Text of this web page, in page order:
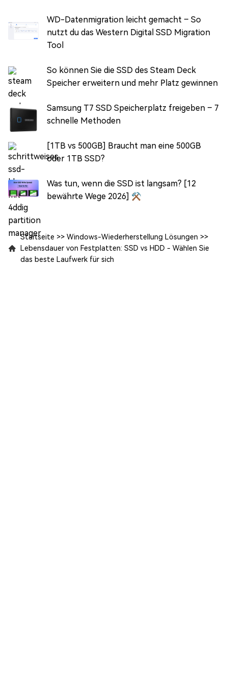
WD-Datenmigration leicht gemacht – So
nutzt du das Western Digital SSD Migration
Tool
So können Sie die SSD des Steam Deck
Speicher erweitern und mehr Platz gewinnen
Samsung T7 SSD Speicherplatz freigeben – 7
schnelle Methoden
[1TB vs 500GB] Braucht man eine 500GB
oder 1TB SSD?
Was tun, wenn die SSD ist langsam? [12
bewährte Wege 2026] ⚒️
Startseite >> Windows-Wiederherstellung Lösungen >>
Lebensdauer von Festplatten: SSD vs HDD - Wählen Sie
das beste Laufwerk für sich